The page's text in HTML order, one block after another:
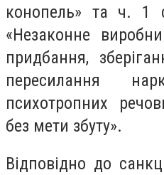
конопель» та ч. 1
«Незаконне
придбання,
пересилання
психотропних
без мети збуту».
Відповідно до